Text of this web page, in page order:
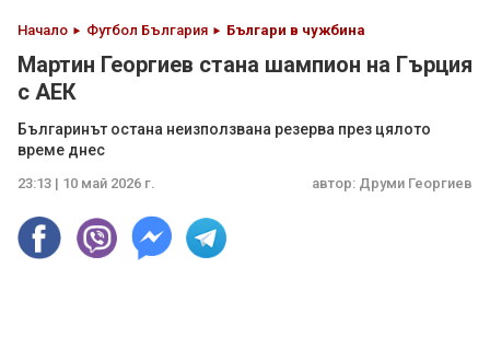
Начало Футбол България Българи в чужбина
Мартин Георгиев стана шампион на Гърция
с АЕК
Българинът остана неизползвана резерва през цялото
време днес
23:13 | 10 май 2026 г. автор: Друми Георгиев